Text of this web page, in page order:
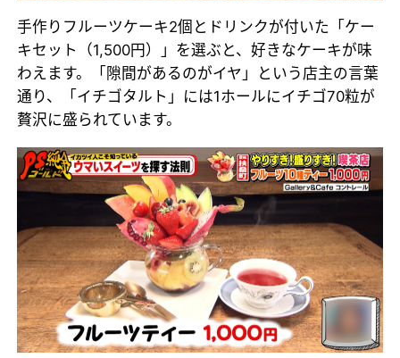
手作りフルーツケーキ2個とドリンクが付いた「ケー
キセット（1,500円）」を選ぶと、好きなケーキが味
わえます。「隙間があるのがイヤ」という店主の言葉
通り、「イチゴタルト」には1ホールにイチゴ70粒が
贅沢に盛られています。